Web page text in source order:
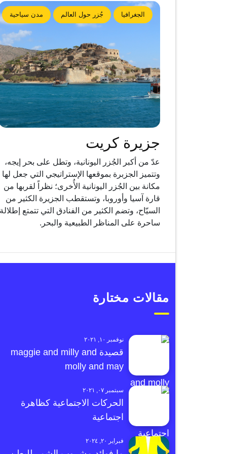
الجغرافيا جُزر حول العالم مدن سياحية
جزيرة كريت
عدّ من أكبر الجُزر اليونانية، وتطل على بحر إيجه،
وتتميز الجزبرة بموقعها الإستراتيجي التي جعل لها
مكانة بين الجُزر اليونانية الأُخرى؛ نظراً لقربها من
قارة آسيا وأوروبا، وتستقطب الجزيرة الكثير من
السيّاح، وتضم الكثير من الفنادق التي تتمتع إطلالة
ساحرة على المناظر الطبيعية والبحر.
مقالات مختارة
نوفمبر ١٠, ٢٠٢١
قصيدة maggie and milly and
molly and may
سبتمبر ٠٧, ٢٠٢١
الحركات الاجتماعية كظاهرة
اجتماعية
فبراير ٢٠, ٢٠٢٤